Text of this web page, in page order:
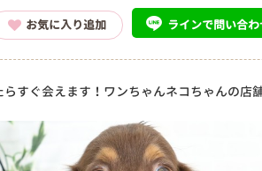
お気に入り追加 ラインで問い合
らすぐ会えます！ワンちゃんネコちゃんの店